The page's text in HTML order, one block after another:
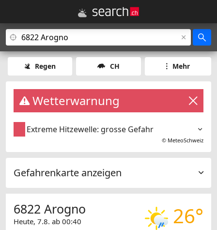
Regen CH Mehr
Wetterwarnung
Extreme Hitzewelle: grosse Gefahr
© MeteoSchweiz
Gefahrenkarte anzeigen
26°
6822 Arogno
Heute, 7.8. ab 00:40